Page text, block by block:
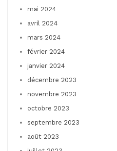
mai 2024
avril 2024
mars 2024
février 2024
janvier 2024
décembre 2023
novembre 2023
octobre 2023
septembre 2023
août 2023